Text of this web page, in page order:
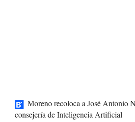
Moreno recoloca a José Antonio
consejería de Inteligencia Artificial